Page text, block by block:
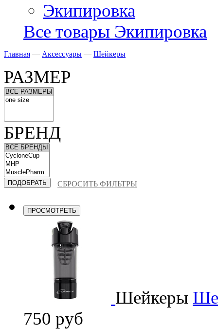
Экипировка
Все товары Экипировка
Главная — Аксессуары — Шейкеры
РАЗМЕР
БРЕНД
СБРОСИТЬ ФИЛЬТРЫ
ПРОСМОТРЕТЬ
Шейкеры
750 руб